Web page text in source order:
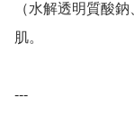
（水解透明質酸
肌。
---